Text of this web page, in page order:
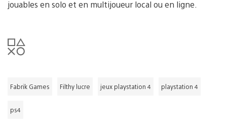
jouables en solo et en multijoueur local ou en ligne.
Fabrik Games Filthy lucre jeux playstation 4 playstation 4
ps4